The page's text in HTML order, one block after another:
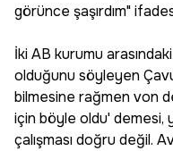
görünce şaşırdım"
İki AB kurumu
olduğunu söyleyen
bilmesine rağmen von
için böyle oldu' demesi,
çalışması doğru değil.